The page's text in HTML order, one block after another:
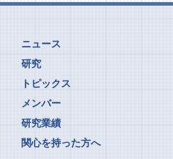
2024.04.30
面々」に掲載
2024.04.03
2023年度卒業の修士学生さん
2024.03.15
ニュース
研究
トピックス
メンバー
研究業績
関心を持った方へ